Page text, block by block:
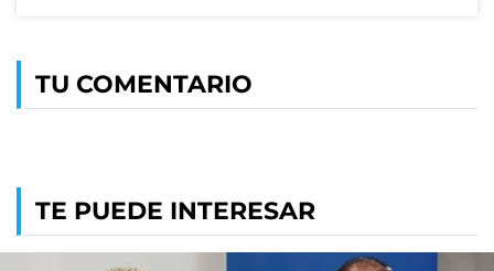
TU COMENTARIO
TE PUEDE INTERESAR